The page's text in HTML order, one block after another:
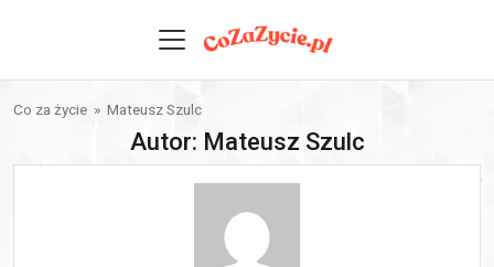
Co za życie » Mateusz Szulc
Autor: Mateusz Szulc